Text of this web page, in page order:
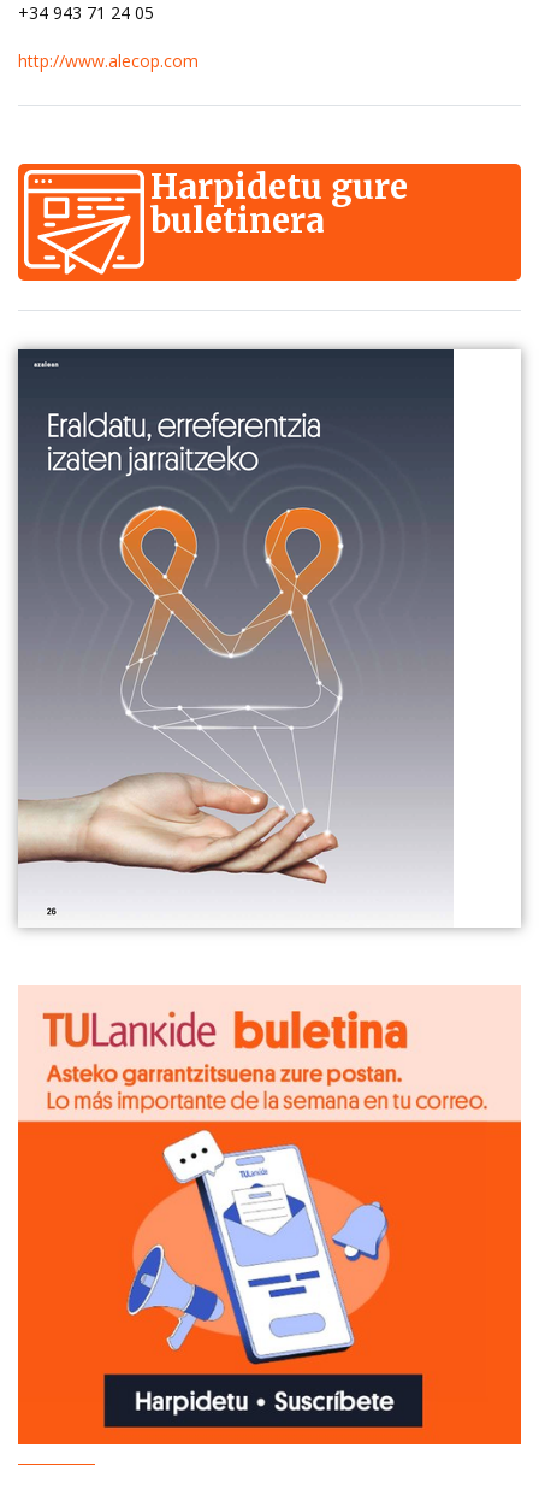
+34 943 71 24 05
http://www.alecop.com
Harpidetu gure
buletinera